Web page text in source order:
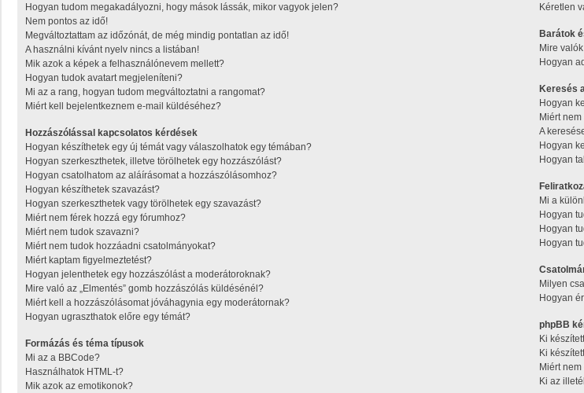
Hogyan tudom megakadályozni, hogy mások lássák, mikor vagyok jelen?
Nem pontos az idő!
Megváltoztattam az időzónát, de még mindig pontatlan az idő!
A használni kívánt nyelv nincs a listában!
Mik azok a képek a felhasználónevem mellett?
Hogyan tudok avatart megjeleníteni?
Mi az a rang, hogyan tudom megváltoztatni a rangomat?
Miért kell bejelentkeznem e-mail küldéséhez?
Hozzászólással kapcsolatos kérdések
Hogyan készíthetek egy új témát vagy válaszolhatok egy témában?
Hogyan szerkeszthetek, illetve törölhetek egy hozzászólást?
Hogyan csatolhatom az aláírásomat a hozzászólásomhoz?
Hogyan készíthetek szavazást?
Hogyan szerkeszthetek vagy törölhetek egy szavazást?
Miért nem férek hozzá egy fórumhoz?
Miért nem tudok szavazni?
Miért nem tudok hozzáadni csatolmányokat?
Miért kaptam figyelmeztetést?
Hogyan jelenthetek egy hozzászólást a moderátoroknak?
Mire való az „Elmentés” gomb hozzászólás küldésénél?
Miért kell a hozzászólásomat jóváhagynia egy moderátornak?
Hogyan ugraszthatok előre egy témát?
Formázás és téma típusok
Mi az a BBCode?
Használhatok HTML-t?
Mik azok az emotikonok?
Kéretlen
Barátok
Mire
Hogyan
Keresés
Hogyan
Miért
A
Hogyan
Hogyan
Mi a
Hogyan
Hogyan
Hogyan
Milyen
Hogyan
phpBB
Ki
Ki
Miért
Ki az